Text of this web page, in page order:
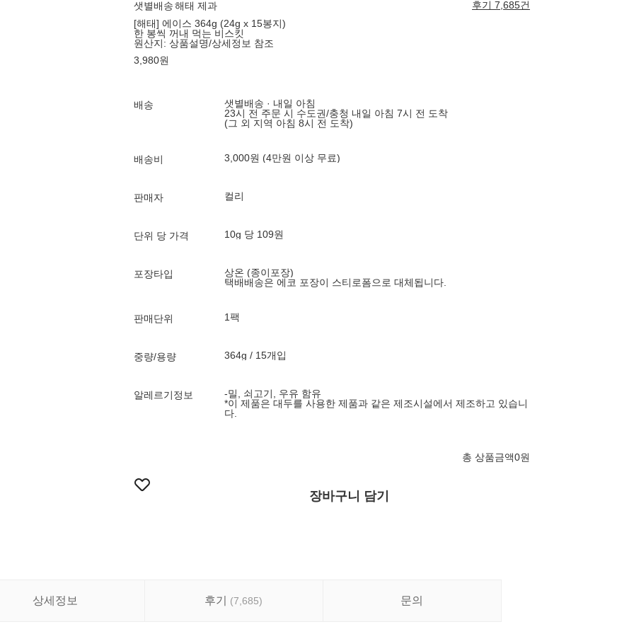
샛별배송해태 제과
후기 7,685건
[해태] 에이스 364g (24g x 15봉지)
한 봉씩 꺼내 먹는 비스킷
원산지: 상품설명/상세정보 참조
3,980원
배송
샛별배송 · 내일 아침
23시 전 주문 시 수도권/충청 내일 아침 7시 전 도착
(그 외 지역 아침 8시 전 도착)
배송비 3,000원 (4만원 이상 무료)
판매자 컬리
단위 당 가격 10g 당 109원
포장타입
상온 (종이포장)
택배배송은 에코 포장이 스티로폼으로 대체됩니다.
판매단위 1팩
중량/용량 364g / 15개입
알레르기정보
-밀, 쇠고기, 우유 함유
*이 제품은 대두를 사용한 제품과 같은 제조시설에서 제조하고 있습니
다.
총 상품금액0원
장바구니 담기
상세정보 후기 (7,685) 문의